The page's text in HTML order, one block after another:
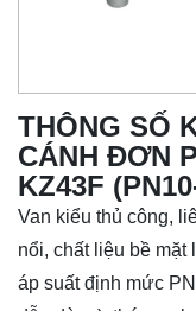
THÔNG SỐ
CÁNH ĐƠN
KZ43F
Van kiểu thủ công,
nổi, chất liệu bề mặt
áp suất định mức